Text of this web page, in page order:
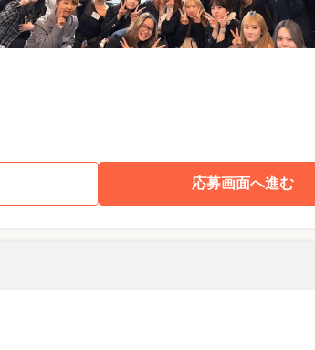
応募画面へ進む